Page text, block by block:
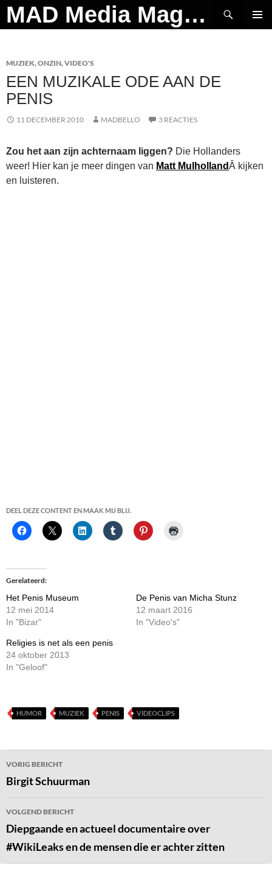
Ga
naar
MAD Media Magazine
Zoeken
MUZIEK,ONZIN,VIDEO'S
EEN MUZIKALE ODE AAN DE
PENIS
11 DECEMBER 2010 MADBELLO 3 REACTIES
Zou het aan zijn achternaam liggen? Die Hollanders
weer! Hier kan je meer dingen van Matt MulhollandÂ kijken
en luisteren.
DEEL DEZE CONTENT EN MAAK MIJ BLIJ.
Gerelateerd
Het Penis Museum
12 mei 2014
In "Bizar"
De Penis van Micha Stunz
12 maart 2016
In "Video's"
Religies is net als een penis
24 oktober 2013
In "Geloof"
HUMOR MUZIEK PENIS VIDEOCLIPS
Bericht
navigatie
VORIG BERICHT
Birgit Schuurman
VOLGEND BERICHT
Diepgaande en actueel documentaire over
#WikiLeaks en de mensen die er achter zitten